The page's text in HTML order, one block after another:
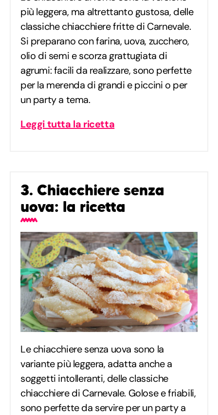
più leggera, ma altrettanto gustosa, delle
classiche chiacchiere fritte di Carnevale.
Si preparano con farina, uova, zucchero,
olio di semi e scorza grattugiata di
agrumi: facili da realizzare, sono perfette
per la merenda di grandi e piccini o per
un party a tema.
Leggi tutta la ricetta
3. Chiacchiere senza
uova: la ricetta
Le chiacchiere senza uova sono la
variante più leggera, adatta anche a
soggetti intolleranti, delle classiche
chiacchiere di Carnevale. Golose e friabili,
sono perfette da servire per un party a